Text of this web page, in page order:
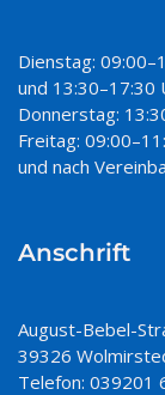
Dienstag:
und 13:30–17:30
Donnerstag:
Freitag:
und nach
Anschrift
August-Bebel-
39326
Telefon: 039201